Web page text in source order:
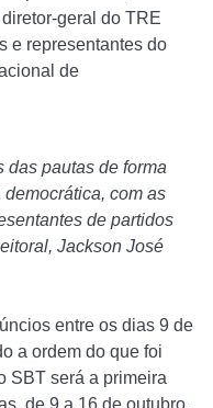
geral do TRE
e representantes do
de
das pautas de forma
com as
de partidos
Jackson José
entre os dias 9 de
a ordem do que foi
SBT será a primeira
de 9 a 16 de outubro.